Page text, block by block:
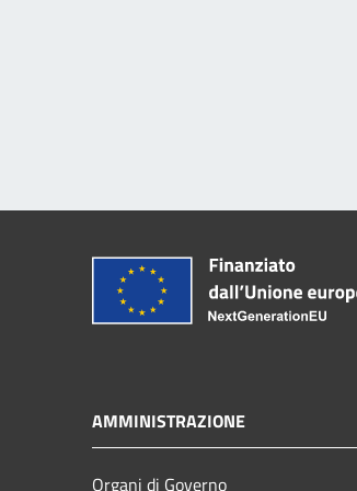
AMMINISTRAZIONE
Organi di Governo